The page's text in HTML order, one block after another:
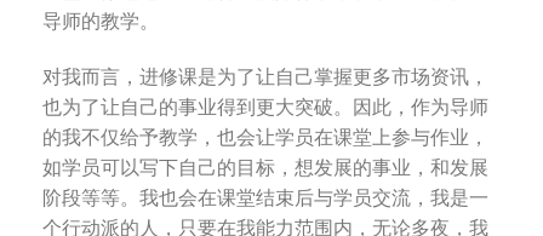
导师的教学。
对我而言，进修课是为了让自己掌握更多市场资讯，
也为了让自己的事业得到更大突破。因此，作为导师
的我不仅给予教学，也会让学员在课堂上参与作业，
如学员可以写下自己的目标，想发展的事业，和发展
阶段等等。我也会在课堂结束后与学员交流，我是一
个行动派的人，只要在我能力范围内，无论多夜，我